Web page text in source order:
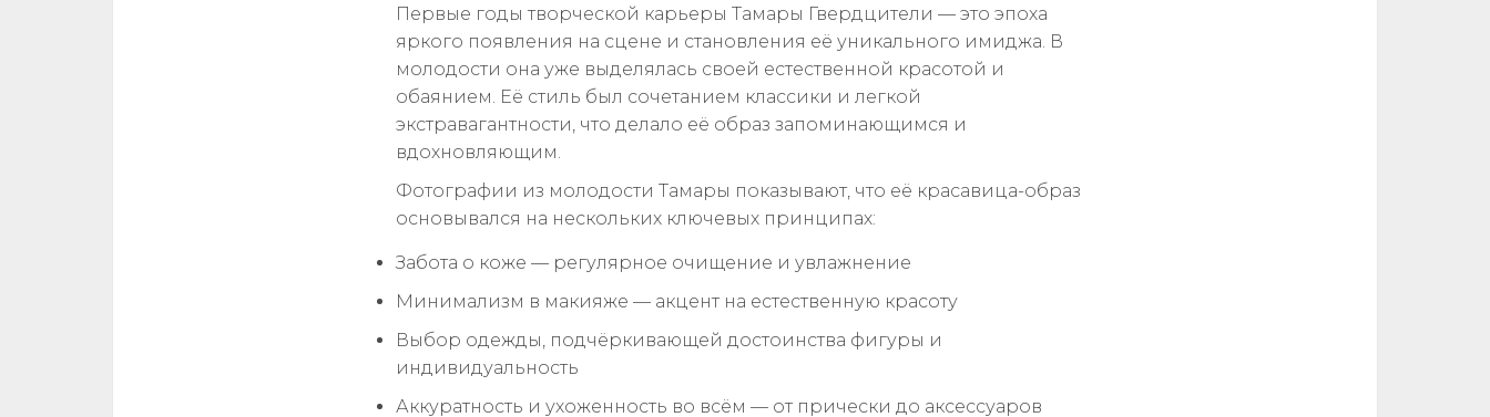
Первые годы творческой карьеры Тамары Гвердцители — это эпоха
яркого появления на сцене и становления её уникального имиджа. В
молодости она уже выделялась своей естественной красотой и
обаянием. Её стиль был сочетанием классики и легкой
экстравагантности, что делало её образ запоминающимся и
вдохновляющим.
Фотографии из молодости Тамары показывают, что её красавица-образ
основывался на нескольких ключевых принципах:
Забота о коже — регулярное очищение и увлажнение
Минимализм в макияже — акцент на естественную красоту
Выбор одежды, подчёркивающей достоинства фигуры и
индивидуальность
Аккуратность и ухоженность во всём — от прически до аксессуаров